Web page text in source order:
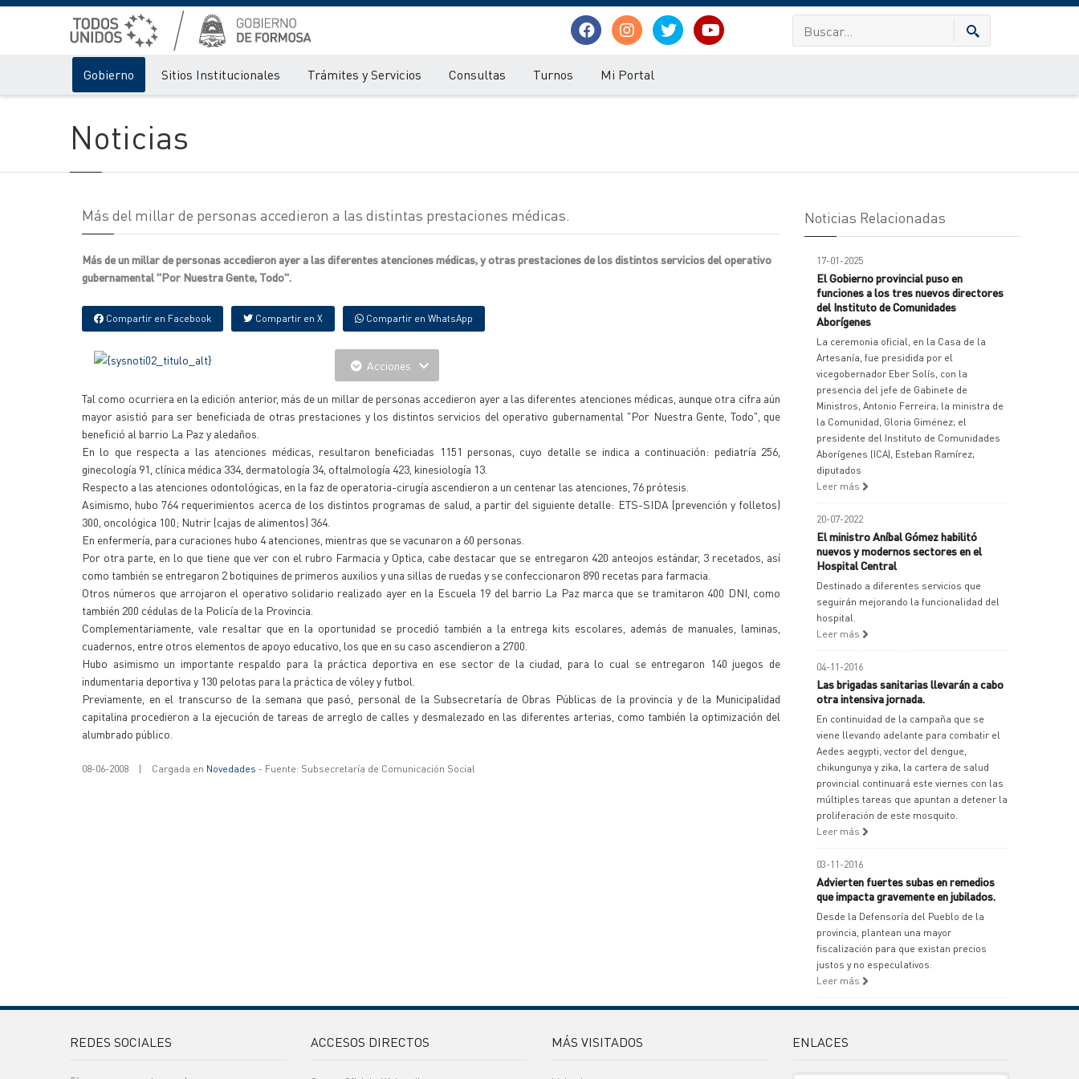
Gobierno Sitios Institucionales Trámites y Servicios Consultas Turnos Mi Portal
Noticias
Más del millar de personas accedieron a las distintas prestaciones médicas.
Más de un millar de personas accedieron ayer a las diferentes atenciones médicas, y otras prestaciones de los distintos servicios del operativo
gubernamental "Por Nuestra Gente, Todo".
Compartir en Facebook Compartir en X Compartir en WhatsApp
Acciones
Tal como ocurriera en la edición anterior, más de un millar de personas accedieron ayer a las diferentes atenciones médicas, aunque otra cifra aún
mayor asistió para ser beneficiada de otras prestaciones y los distintos servicios del operativo gubernamental "Por Nuestra Gente, Todo", que
benefició al barrio La Paz y aledaños.
En lo que respecta a las atenciones médicas, resultaron beneficiadas 1151 personas, cuyo detalle se indica a continuación: pediatría 256,
ginecología 91, clínica médica 334, dermatología 34, oftalmología 423, kinesiología 13.
Respecto a las atenciones odontológicas, en la faz de operatoria-cirugía ascendieron a un centenar las atenciones, 76 prótesis.
Asimismo, hubo 764 requerimientos acerca de los distintos programas de salud, a partir del siguiente detalle: ETS-SIDA (prevención y folletos)
300, oncológica 100; Nutrir (cajas de alimentos) 364.
En enfermería, para curaciones hubo 4 atenciones, mientras que se vacunaron a 60 personas.
Por otra parte, en lo que tiene que ver con el rubro Farmacia y Optica, cabe destacar que se entregaron 420 anteojos estándar, 3 recetados, así
como también se entregaron 2 botiquines de primeros auxilios y una sillas de ruedas y se confeccionaron 890 recetas para farmacia.
Otros números que arrojaron el operativo solidario realizado ayer en la Escuela 19 del barrio La Paz marca que se tramitaron 400 DNI, como
también 200 cédulas de la Policía de la Provincia.
Complementariamente, vale resaltar que en la oportunidad se procedió también a la entrega kits escolares, además de manuales, laminas,
cuadernos, entre otros elementos de apoyo educativo, los que en su caso ascendieron a 2700.
Hubo asimismo un importante respaldo para la práctica deportiva en ese sector de la ciudad, para lo cual se entregaron 140 juegos de
indumentaria deportiva y 130 pelotas para la práctica de vóley y futbol.
Previamente, en el transcurso de la semana que pasó, personal de la Subsecretaría de Obras Públicas de la provincia y de la Municipalidad
capitalina procedieron a la ejecución de tareas de arreglo de calles y desmalezado en las diferentes arterias, como también la optimización del
alumbrado público.
08-06-2008 | Cargada en Novedades - Fuente: Subsecretaría de Comunicación Social
Noticias Relacionadas
17-01-2025
El Gobierno provincial puso en
funciones a los tres nuevos directores
del Instituto de Comunidades
Aborígenes
La ceremonia oficial, en la Casa de la
Artesanía, fue presidida por el
vicegobernador Eber Solís, con la
presencia del jefe de Gabinete de
Ministros, Antonio Ferreira; la ministra de
la Comunidad, Gloria Giménez; el
presidente del Instituto de Comunidades
Aborígenes (ICA), Esteban Ramírez;
diputados
Leer más
20-07-2022
El ministro Aníbal Gómez habilitó
nuevos y modernos sectores en el
Hospital Central
Destinado a diferentes servicios que
seguirán mejorando la funcionalidad del
hospital.
Leer más
04-11-2016
Las brigadas sanitarias llevarán a cabo
otra intensiva jornada.
En continuidad de la campaña que se
viene llevando adelante para combatir el
Aedes aegypti, vector del dengue,
chikungunya y zika, la cartera de salud
provincial continuará este viernes con las
múltiples tareas que apuntan a detener la
proliferación de este mosquito.
Leer más
03-11-2016
Advierten fuertes subas en remedios
que impacta gravemente en jubilados.
Desde la Defensoría del Pueblo de la
provincia, plantean una mayor
fiscalización para que existan precios
justos y no especulativos.
Leer más
REDES SOCIALES ACCESOS DIRECTOS MÁS VISITADOS ENLACES